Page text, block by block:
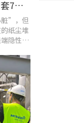
造纸厂电机/电柜总发热？这套7×24h在线监测方案帮你“扼杀”热隐患！
脏”，但
纸尘堆
隐性发